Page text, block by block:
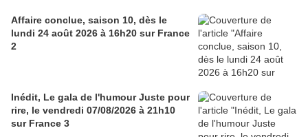
Affaire conclue, saison 10, dès le
lundi 24 août 2026 à 16h20 sur France
2
Inédit, Le gala de l'humour Juste pour
rire, le vendredi 07/08/2026 à 21h10
sur France 3